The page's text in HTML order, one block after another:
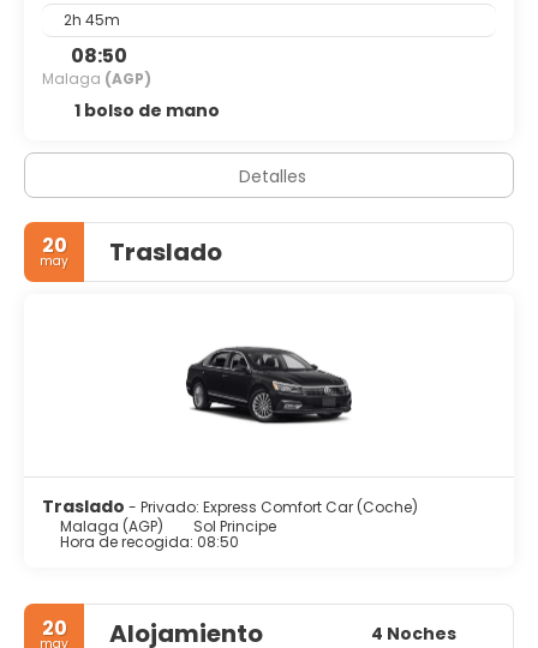
2h 45m
08:50
Malaga (AGP)
1 bolso de mano
Detalles
20
may Traslado
Traslado - Privado: Express Comfort Car (Coche)
Malaga (AGP)
Sol Principe
Hora de recogida: 08:50
20
may Alojamiento 4 Noches